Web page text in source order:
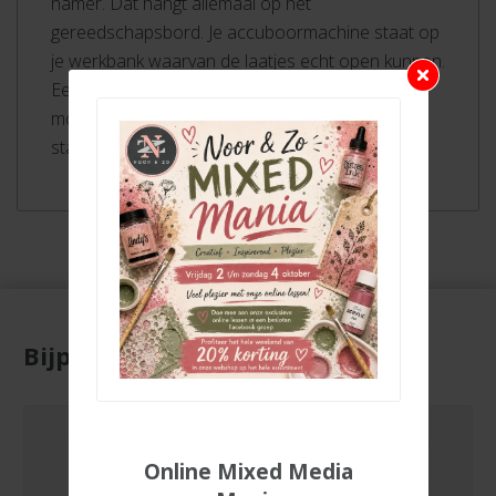
gereedschapsbord. Je accuboormachine staat op
je werkbank waarvan de laatjes echt open kunnen.
Een rolkar met tools staat klaar om banden te
monteren. Omdat je lekkende oliekannen hebt,
staat er een bord met ‘Pas op, slipgevaar!’.
Bijpassende producten
Online Mixed Media